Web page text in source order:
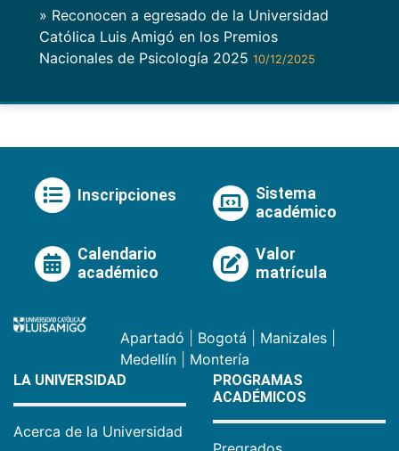
» Reconocen a egresado de la Universidad
Católica Luis Amigó en los Premios
Nacionales de Psicología 2025 10/12/2025
Inscripciones
Sistema
académico
Calendario
académico
Valor
matrícula
Apartadó Bogotá Manizales
Medellín
Montería
LA UNIVERSIDAD
Acerca de la Universidad
PROGRAMAS
ACADÉMICOS